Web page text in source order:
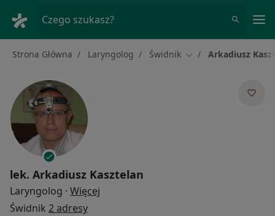
Czego szukasz?
Strona Główna Laryngolog Świdnik Zmień miasto
Arkadiusz
lek. Arkadiusz Kasztelan
Laryngolog · Więcej
Świdnik 2 adresy